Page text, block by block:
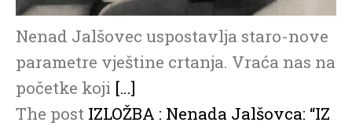
Nenad Jalšovec uspostavlja staro-nove
parametre vještine crtanja. Vraća nas na
početke koji […]
The post IZLOŽBA : Nenada Jalšovca: “IZ